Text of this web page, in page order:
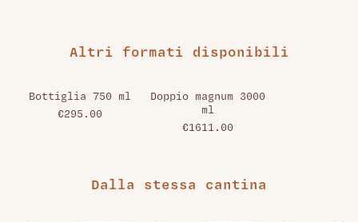
Altri formati disponibili
Bottiglia 750 ml
€295.00
Doppio magnum 3000
ml
€1611.00
Dalla stessa cantina